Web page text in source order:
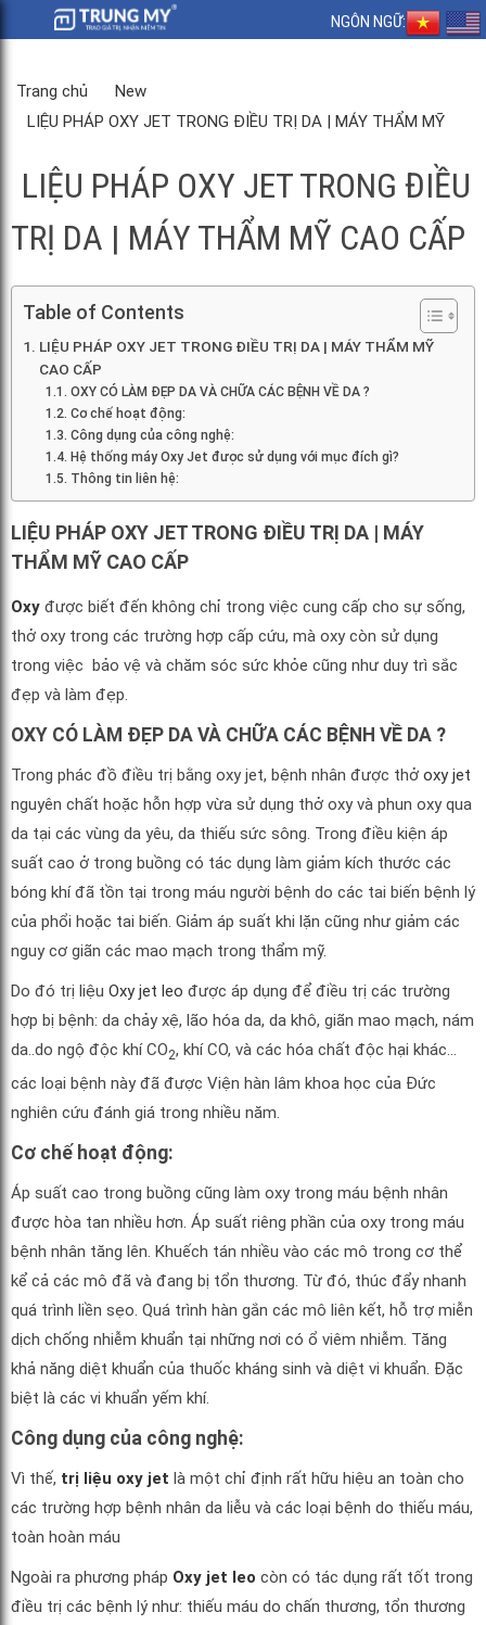
NGÔN NGỮ:
Trang chủ
New
LIỆU PHÁP OXY JET TRONG ĐIỀU TRỊ DA | MÁY THẨM MỸ
LIỆU PHÁP OXY JET TRONG ĐIỀU
TRỊ DA | MÁY THẨM MỸ CAO CẤP
Table of Contents
LIỆU PHÁP OXY JET TRONG ĐIỀU TRỊ DA | MÁY THẨM MỸ
CAO CẤP
OXY CÓ LÀM ĐẸP DA VÀ CHỮA CÁC BỆNH VỀ DA ?
Cơ chế hoạt động:
Công dụng của công nghệ:
Hệ thống máy Oxy Jet được sử dụng với mục đích gì?
Thông tin liên hệ:
LIỆU PHÁP OXY JET TRONG ĐIỀU TRỊ DA | MÁY
THẨM MỸ CAO CẤP
Oxy được biết đến không chỉ trong việc cung cấp cho sự sống,
thở oxy trong các trường hợp cấp cứu, mà oxy còn sử dụng
trong việc bảo vệ và chăm sóc sức khỏe cũng như duy trì sắc
đẹp và làm đẹp.
OXY CÓ LÀM ĐẸP DA VÀ CHỮA CÁC BỆNH VỀ DA ?
Trong phác đồ điều trị bằng oxy jet, bệnh nhân được thở oxy jet
nguyên chất hoặc hỗn hợp vừa sử dụng thở oxy và phun oxy qua
da tại các vùng da yêu, da thiếu sức sông. Trong điều kiện áp
suất cao ở trong buồng có tác dụng làm giảm kích thước các
bóng khí đã tồn tại trong máu người bệnh do các tai biến bệnh lý
của phổi hoặc tai biến. Giảm áp suất khi lặn cũng như giảm các
nguy cơ giãn các mao mạch trong thẩm mỹ.
Do đó trị liệu Oxy jet leo được áp dụng để điều trị các trường
hợp bị bệnh: da chảy xệ, lão hóa da, da khô, giãn mao mạch, nám
da..do ngộ độc khí CO2, khí CO, và các hóa chất độc hại khác…
các loại bệnh này đã được Viện hàn lâm khoa học của Đức
nghiên cứu đánh giá trong nhiều năm.
Cơ chế hoạt động:
Áp suất cao trong buồng cũng làm oxy trong máu bệnh nhân
được hòa tan nhiều hơn. Áp suất riêng phần của oxy trong máu
bệnh nhân tăng lên. Khuếch tán nhiều vào các mô trong cơ thể
kể cả các mô đã và đang bị tổn thương. Từ đó, thúc đẩy nhanh
quá trình liền sẹo. Quá trình hàn gắn các mô liên kết, hỗ trợ miễn
dịch chống nhiễm khuẩn tại những nơi có ổ viêm nhiễm. Tăng
khả năng diệt khuẩn của thuốc kháng sinh và diệt vi khuẩn. Đặc
biệt là các vi khuẩn yếm khí.
Công dụng của công nghệ:
Vì thế, trị liệu oxy jet là một chỉ định rất hữu hiệu an toàn cho
các trường hợp bệnh nhân da liễu và các loại bệnh do thiếu máu,
toàn hoàn máu
Ngoài ra phương pháp Oxy jet leo còn có tác dụng rất tốt trong
điều trị các bệnh lý như: thiếu máu do chấn thương, tổn thương